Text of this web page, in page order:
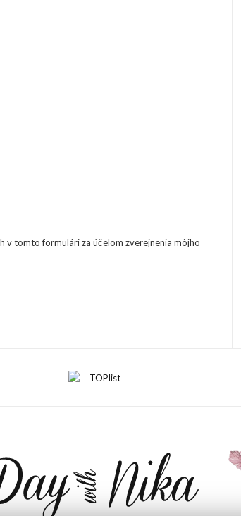
v tomto formulári za účelom zverejnenia môjho